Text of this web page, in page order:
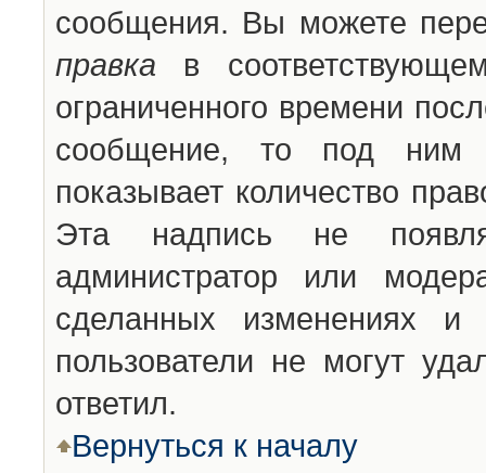
сообщения. Вы можете
правка в
ограниченного времени
сообщение, то под ним
показывает количество
Эта надпись не
администратор или
сделанных изменениях
пользователи не могут
ответил.
Вернуться к началу